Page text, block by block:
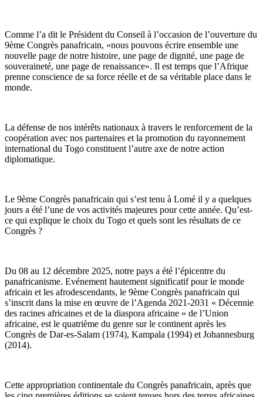
Comme l’a dit le Président du Conseil à l’occasion de l’ouverture du
9ème Congrès panafricain, «nous pouvons écrire ensemble une
nouvelle page de notre histoire, une page de dignité, une page de
souveraineté, une page de renaissance». Il est temps que l’Afrique
prenne conscience de sa force réelle et de sa véritable place dans le
monde.
La défense de nos intérêts nationaux à travers le renforcement de la
coopération avec nos partenaires et la promotion du rayonnement
international du Togo constituent l’autre axe de notre action
diplomatique.
Le 9ème Congrès panafricain qui s’est tenu à Lomé il y a quelques
jours a été l’une de vos activités majeures pour cette année. Qu’est-
ce qui explique le choix du Togo et quels sont les résultats de ce
Congrès ?
Du 08 au 12 décembre 2025, notre pays a été l’épicentre du
panafricanisme. Evénement hautement significatif pour le monde
africain et les afrodescendants, le 9ème Congrès panafricain qui
s’inscrit dans la mise en œuvre de l’Agenda 2021-2031 « Décennie
des racines africaines et de la diaspora africaine » de l’Union
africaine, est le quatrième du genre sur le continent après les
Congrès de Dar-es-Salam (1974), Kampala (1994) et Johannesburg
(2014).
Cette appropriation continentale du Congrès panafricain, après que